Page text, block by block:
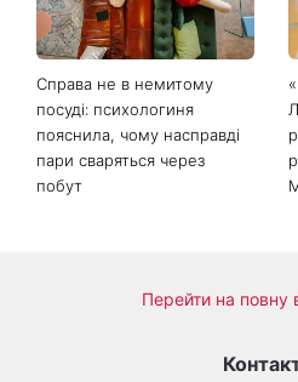
Справа не в немитому
посуді: психологиня
пояснила, чому насправді
пари сваряться через
побут
Перейти на повну